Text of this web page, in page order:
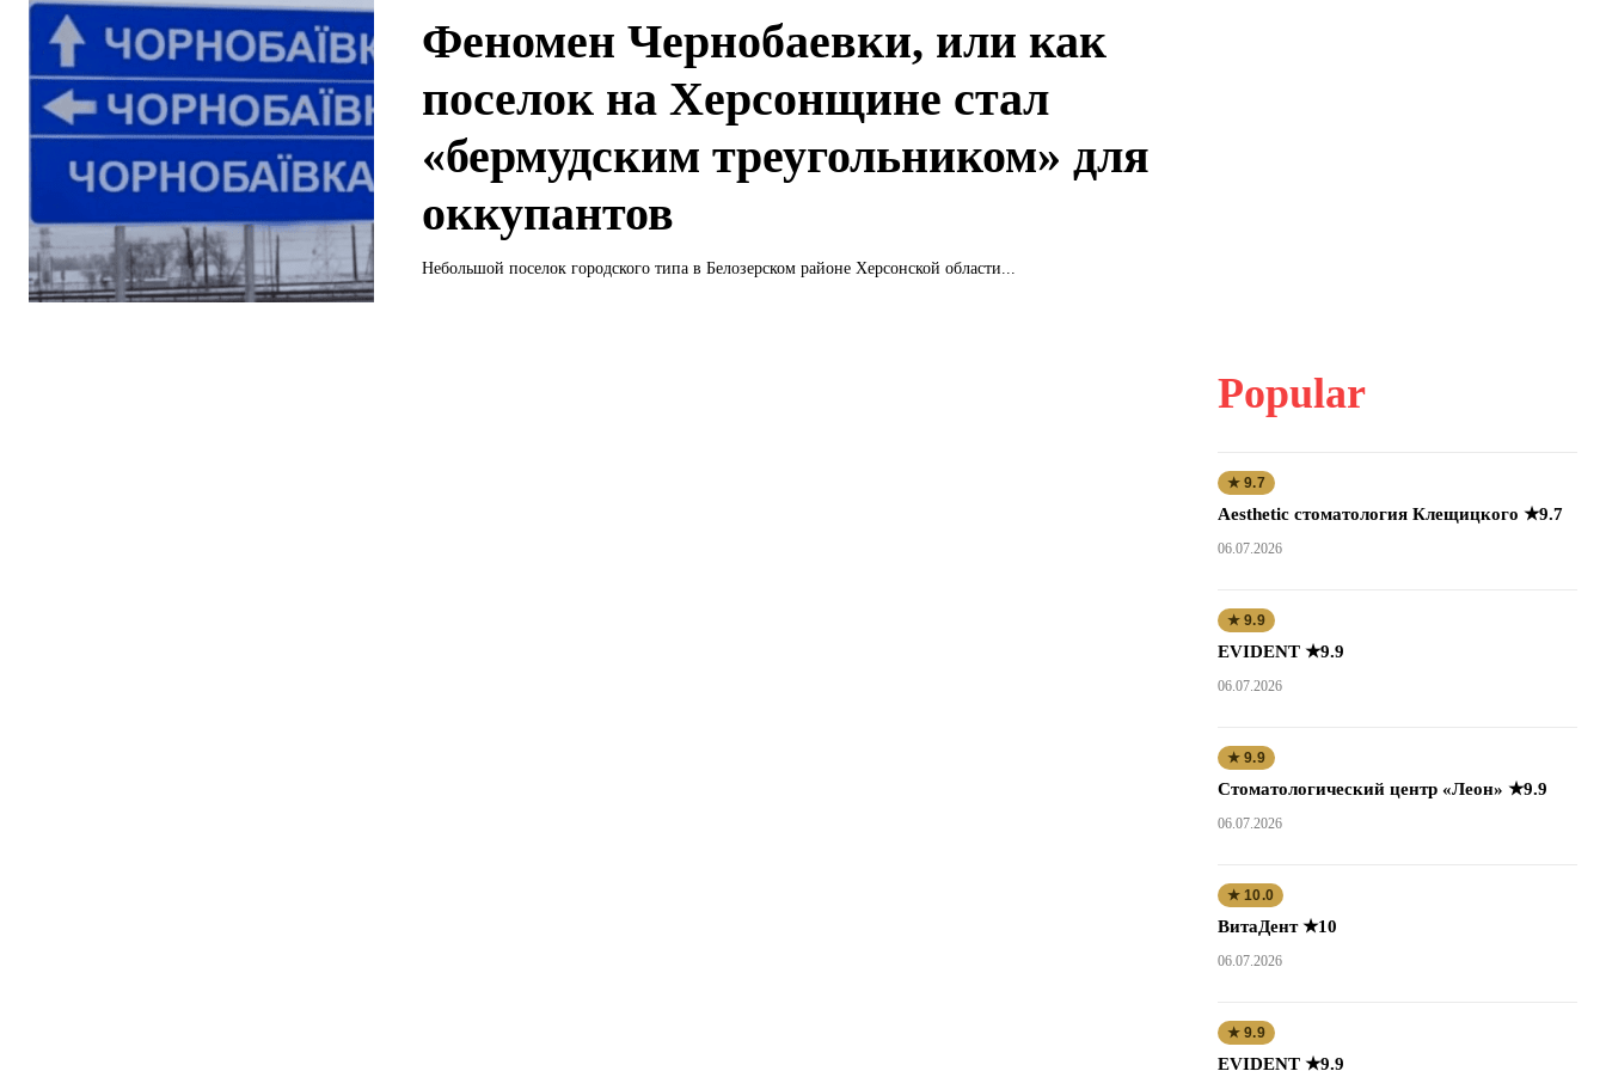
Феномен Чернобаевки, или как
поселок на Херсонщине стал
«бермудским треугольником» для
оккупантов
Небольшой поселок городского типа в Белозерском районе Херсонской области...
Popular
★ 9.7
Aesthetic стоматология Клещицкого ★9.7
06.07.2026
★ 9.9
EVIDENT ★9.9
06.07.2026
★ 9.9
Стоматологический центр «Леон» ★9.9
06.07.2026
★ 10.0
ВитаДент ★10
06.07.2026
★ 9.9
EVIDENT ★9.9